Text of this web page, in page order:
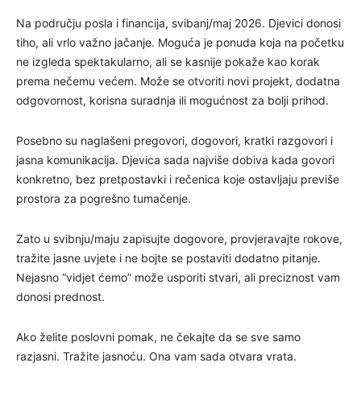
Na području posla i financija, svibanj/maj 2026. Djevici donosi
tiho, ali vrlo važno jačanje. Moguća je ponuda koja na početku
ne izgleda spektakularno, ali se kasnije pokaže kao korak
prema nečemu većem. Može se otvoriti novi projekt, dodatna
odgovornost, korisna suradnja ili mogućnost za bolji prihod.
Posebno su naglašeni pregovori, dogovori, kratki razgovori i
jasna komunikacija. Djevica sada najviše dobiva kada govori
konkretno, bez pretpostavki i rečenica koje ostavljaju previše
prostora za pogrešno tumačenje.
Zato u svibnju/maju zapisujte dogovore, provjeravajte rokove,
tražite jasne uvjete i ne bojte se postaviti dodatno pitanje.
Nejasno “vidjet ćemo” može usporiti stvari, ali preciznost vam
donosi prednost.
Ako želite poslovni pomak, ne čekajte da se sve samo
razjasni. Tražite jasnoću. Ona vam sada otvara vrata.